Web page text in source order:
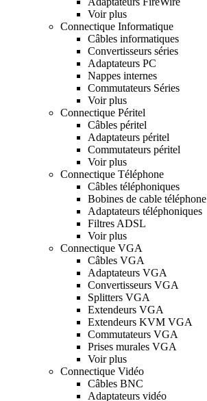
Voir plus
Connectique Informatique
Câbles informatiques
Convertisseurs séries
Adaptateurs PC
Nappes internes
Commutateurs Séries
Voir plus
Connectique Péritel
Câbles péritel
Adaptateurs péritel
Commutateurs péritel
Voir plus
Connectique Téléphone
Câbles téléphoniques
Bobines de cable téléphone
Adaptateurs téléphoniques
Filtres ADSL
Voir plus
Connectique VGA
Câbles VGA
Adaptateurs VGA
Convertisseurs VGA
Splitters VGA
Extendeurs VGA
Extendeurs KVM VGA
Commutateurs VGA
Prises murales VGA
Voir plus
Connectique Vidéo
Câbles BNC
Adaptateurs vidéo